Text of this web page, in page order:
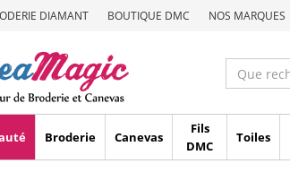
DIAMANT BOUTIQUE DMC NOS MARQUES
Broderie Canevas
Fils
DMC
Toiles